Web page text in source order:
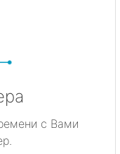
с Вами